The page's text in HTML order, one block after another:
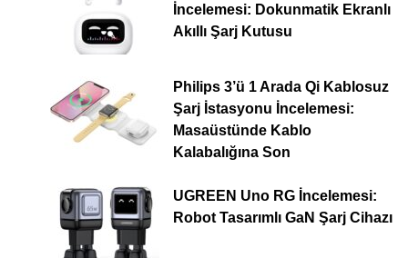
İncelemesi: Dokunmatik Ekranlı
Akıllı Şarj Kutusu
Philips 3’ü 1 Arada Qi Kablosuz
Şarj İstasyonu İncelemesi:
Masaüstünde Kablo
Kalabalığına Son
UGREEN Uno RG İncelemesi:
Robot Tasarımlı GaN Şarj Cihazı